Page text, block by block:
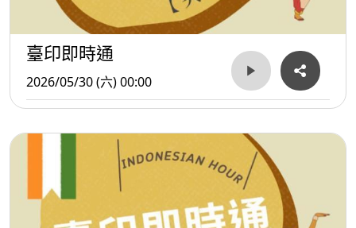
臺印即時通
2026/05/30 (六) 00:00